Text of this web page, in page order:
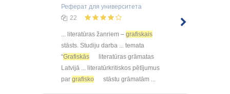
Реферат для университета
22
... literatūras žanriem – grafiskais
stāsts. Studiju darba ... temata
“Grafiskās
literatūras grāmatas
Latvijā ... literatūrkritiskos pētījumus
par grafisko stāstu grāmatām ...